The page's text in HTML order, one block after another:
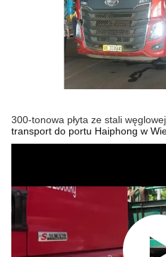
300-tonowa płyta ze stali
transport do portu Haiphong w